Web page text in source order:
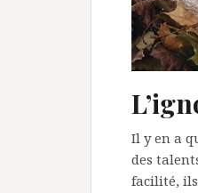
Il y en a
des
facilité,